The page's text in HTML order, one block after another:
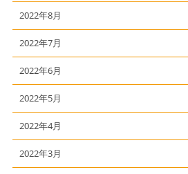
2022年8月
2022年7月
2022年6月
2022年5月
2022年4月
2022年3月